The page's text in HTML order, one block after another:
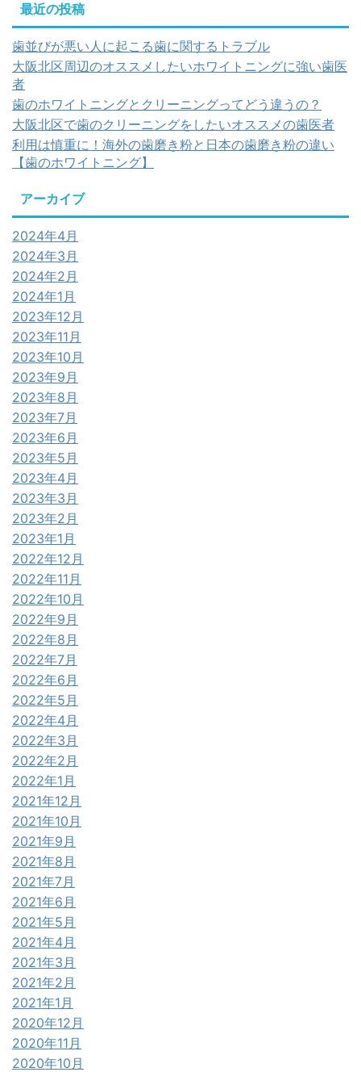
最近の投稿
歯並びが悪い人に起こる歯に関するトラブル
大阪北区周辺のオススメしたいホワイトニングに強い歯医
者
歯のホワイトニングとクリーニングってどう違うの？
大阪北区で歯のクリーニングをしたいオススメの歯医者
利用は慎重に！海外の歯磨き粉と日本の歯磨き粉の違い
【歯のホワイトニング】
アーカイブ
2024年4月
2024年3月
2024年2月
2024年1月
2023年12月
2023年11月
2023年10月
2023年9月
2023年8月
2023年7月
2023年6月
2023年5月
2023年4月
2023年3月
2023年2月
2023年1月
2022年12月
2022年11月
2022年10月
2022年9月
2022年8月
2022年7月
2022年6月
2022年5月
2022年4月
2022年3月
2022年2月
2022年1月
2021年12月
2021年10月
2021年9月
2021年8月
2021年7月
2021年6月
2021年5月
2021年4月
2021年3月
2021年2月
2021年1月
2020年12月
2020年11月
2020年10月